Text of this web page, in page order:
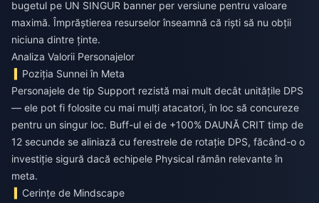
bugetul pe UN SINGUR banner per versiune pentru valoare
maximă. Împrăștierea resurselor înseamnă că riști să nu obții
niciuna dintre ținte.
Analiza Valorii Personajelor
Poziția Sunnei în Meta
Personajele de tip Support rezistă mai mult decât unitățile DPS
— ele pot fi folosite cu mai mulți atacatori, în loc să concureze
pentru un singur loc. Buff-ul ei de +100% DAUNĂ CRIT timp de
12 secunde se aliniază cu ferestrele de rotație DPS, făcând-o o
investiție sigură dacă echipele Physical rămân relevante în
meta.
Cerințe de Mindscape